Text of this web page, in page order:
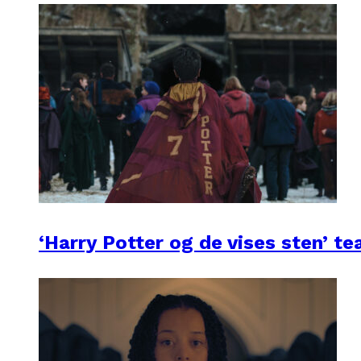
‘Harry Potter og de vises sten’